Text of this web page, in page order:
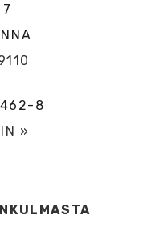
8
»